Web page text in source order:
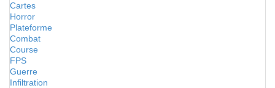
Cartes
Horror
Plateforme
Combat
Course
FPS
Guerre
Infiltration